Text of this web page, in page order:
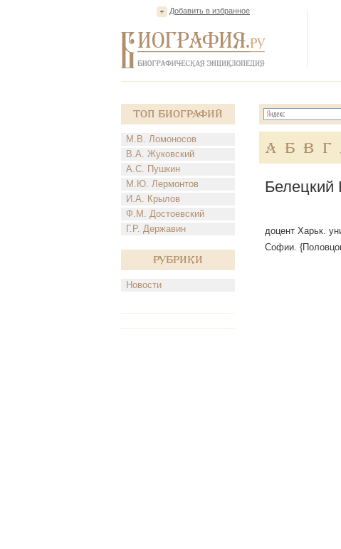
Добавить в избранное
Топ Биографий
М.В. Ломоносов
В.А. Жуковский
А.С. Пушкин
М.Ю. Лермонтов
И.А. Крылов
Ф.М. Достоевский
Г.Р. Державин
Рубрики
Новости
А Б В Г
Белецкий
доцент Харьк.
Софии.